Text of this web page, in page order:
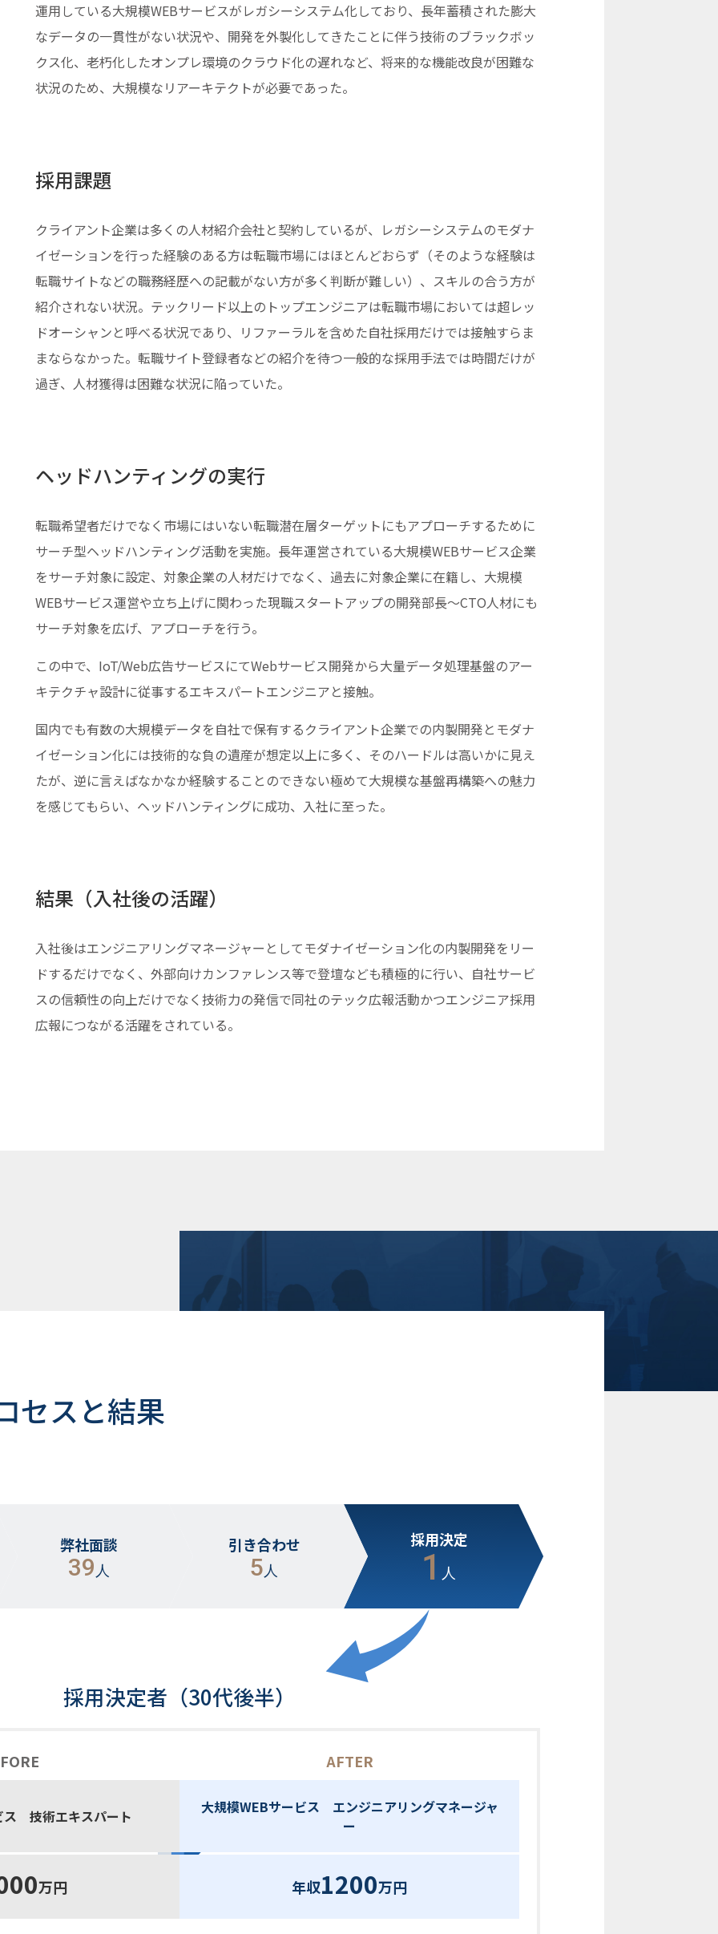
運用している大規模WEBサービスがレガシーシステム化しており、長年蓄積された膨大
なデータの一貫性がない状況や、開発を外製化してきたことに伴う技術のブラックボッ
クス化、老朽化したオンプレ環境のクラウド化の遅れなど、将来的な機能改良が困難な
状況のため、大規模なリアーキテクトが必要であった。
採用課題
クライアント企業は多くの人材紹介会社と契約しているが、レガシーシステムのモダナ
イゼーションを行った経験のある方は転職市場にはほとんどおらず（そのような経験は
転職サイトなどの職務経歴への記載がない方が多く判断が難しい）、スキルの合う方が
紹介されない状況。テックリード以上のトップエンジニアは転職市場においては超レッ
ドオーシャンと呼べる状況であり、リファーラルを含めた自社採用だけでは接触すらま
まならなかった。転職サイト登録者などの紹介を待つ一般的な採用手法では時間だけが
過ぎ、人材獲得は困難な状況に陥っていた。
ヘッドハンティングの実行
転職希望者だけでなく市場にはいない転職潜在層ターゲットにもアプローチするために
サーチ型ヘッドハンティング活動を実施。長年運営されている大規模WEBサービス企業
をサーチ対象に設定、対象企業の人材だけでなく、過去に対象企業に在籍し、大規模
WEBサービス運営や立ち上げに関わった現職スタートアップの開発部長～CTO人材にも
サーチ対象を広げ、アプローチを行う。
この中で、IoT/Web広告サービスにてWebサービス開発から大量データ処理基盤のアー
キテクチャ設計に従事するエキスパートエンジニアと接触。
国内でも有数の大規模データを自社で保有するクライアント企業での内製開発とモダナ
イゼーション化には技術的な負の遺産が想定以上に多く、そのハードルは高いかに見え
たが、逆に言えばなかなか経験することのできない極めて大規模な基盤再構築への魅力
を感じてもらい、ヘッドハンティングに成功、入社に至った。
結果（入社後の活躍）
入社後はエンジニアリングマネージャーとしてモダナイゼーション化の内製開発をリー
ドするだけでなく、外部向けカンファレンス等で登壇なども積極的に行い、自社サービ
スの信頼性の向上だけでなく技術力の発信で同社のテック広報活動かつエンジニア採用
広報につながる活躍をされている。
セスと結果
弊社面談
39 人
引き合わせ
5 人
採用決定
1人
採用決定者（30代後半）
技術エキスパート
万円
AFTER
大規模WEBサービス エンジニアリングマネージャ
ー
年収1200万円